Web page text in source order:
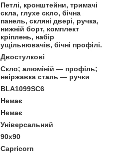
Петлі, кронштейни, тримачі
скла, глухе скло, бічна
панель, скляні двері, ручка,
нижній борт, комплект
кріплень, набір
ущільнювачів, бічні профілі.
Двостулкові
Скло; алюміній — профіль;
неіржавка сталь — ручки
BLA1099SC6
Немає
Немає
Універсальний
90x90
Capricorn